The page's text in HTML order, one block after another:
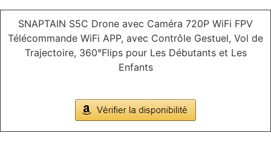
SNAPTAIN S5C Drone avec Caméra 720P WiFi FPV
Télécommande WiFi APP, avec Contrôle Gestuel, Vol de
Trajectoire, 360°Flips pour Les Débutants et Les
Enfants